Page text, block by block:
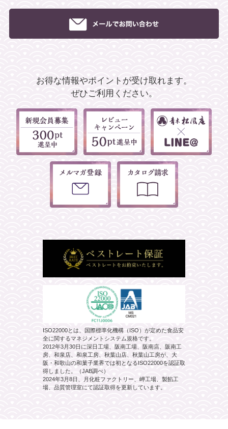
お得な情報やポイントが受け取れます。
ぜひご利用ください。
ISO22000とは、国際標準化機構（ISO）が定めた食品安
全に関するマネジメントシステム規格です。
2012年3月30日に深日工場、阪南工場、阪南店、阪南工
房、和泉店、和泉工房、秋葉山店、秋葉山工房が、大
阪・和歌山の和菓子業界では初となるISO22000を認証取
得しました。（JAB調べ）
2024年3月8日、月化粧ファクトリー、岬工場、製餡工
場、品質管理室にて認証取得を更新しています。